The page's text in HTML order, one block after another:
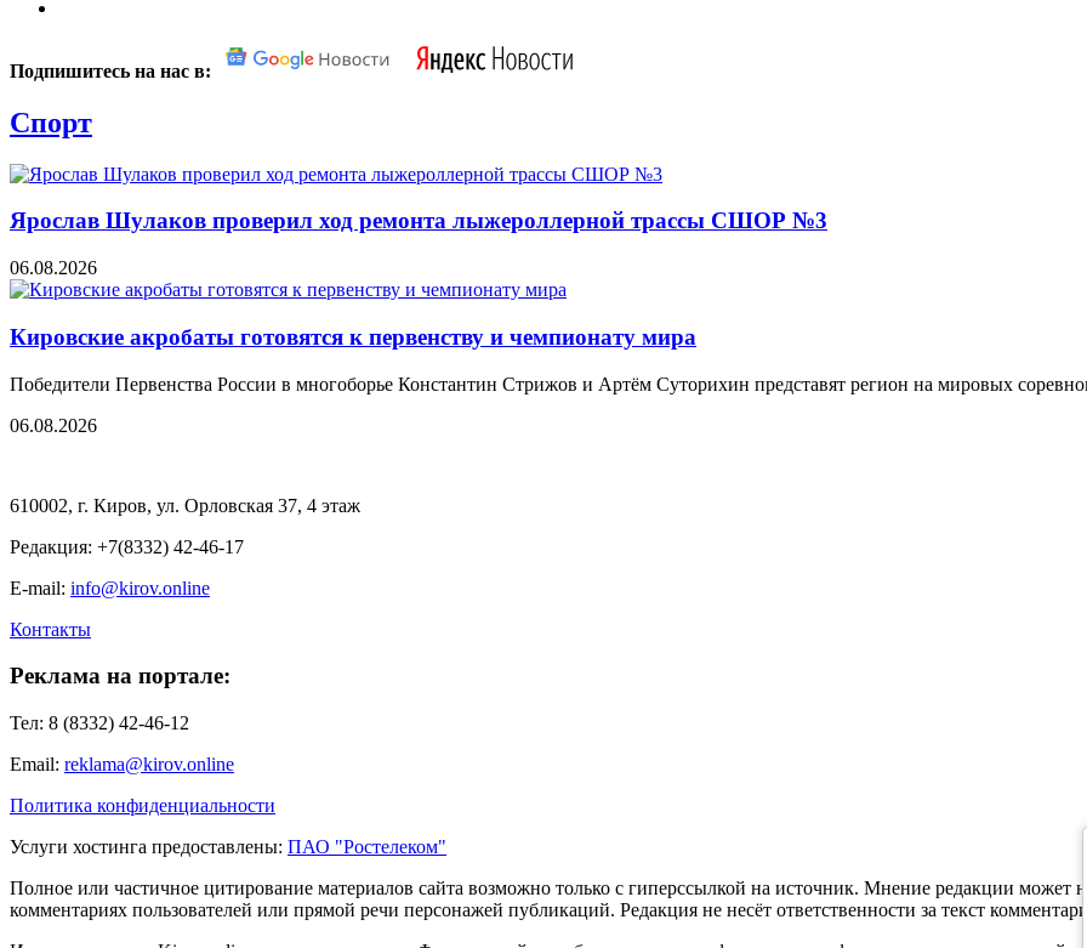
Подпишитесь на нас в:
Спорт
Ярослав Шулаков проверил ход ремонта лыжероллерной трассы СШОР №3
06.08.2026
Кировские акробаты готовятся к первенству и чемпионату мира
Победители Первенства России в многоборье Константин Стрижов и Артём Суторихин представят регион на мировых
06.08.2026
610002, г. Киров, ул. Орловская 37, 4 этаж
Редакция: +7(8332) 42-46-17
E-mail: info@kirov.online
Контакты
Реклама на портале:
Тел: 8 (8332) 42-46-12
Email: reklama@kirov.online
Политика конфиденциальности
Услуги хостинга предоставлены: ПАО "Ростелеком"
Полное или частичное цитирование материалов сайта возможно только с гиперссылкой на источник. Мнение редакции
комментариях пользователей или прямой речи персонажей публикаций. Редакция не несёт ответственности за текст